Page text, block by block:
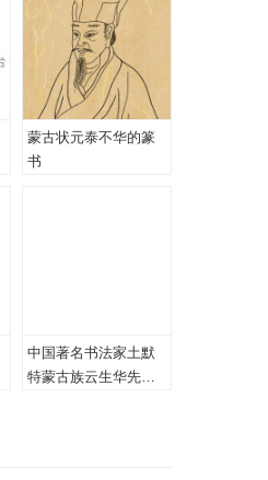
蒙古状元泰不华的篆
书
中国著名书法家土默
特蒙古族云生华先生